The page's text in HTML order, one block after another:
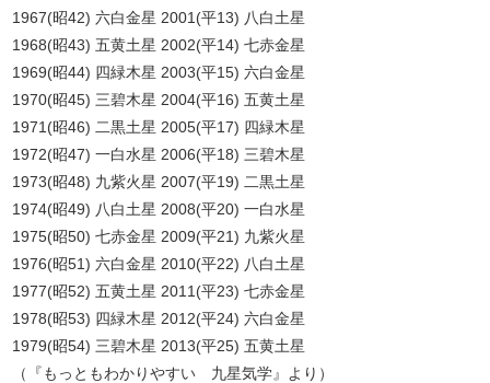
1967(昭42) 六白金星 2001(平13) 八白土星
1968(昭43) 五黄土星 2002(平14) 七赤金星
1969(昭44) 四緑木星 2003(平15) 六白金星
1970(昭45) 三碧木星 2004(平16) 五黄土星
1971(昭46) 二黒土星 2005(平17) 四緑木星
1972(昭47) 一白水星 2006(平18) 三碧木星
1973(昭48) 九紫火星 2007(平19) 二黒土星
1974(昭49) 八白土星 2008(平20) 一白水星
1975(昭50) 七赤金星 2009(平21) 九紫火星
1976(昭51) 六白金星 2010(平22) 八白土星
1977(昭52) 五黄土星 2011(平23) 七赤金星
1978(昭53) 四緑木星 2012(平24) 六白金星
1979(昭54) 三碧木星 2013(平25) 五黄土星
（『もっともわかりやすい 九星気学』より）